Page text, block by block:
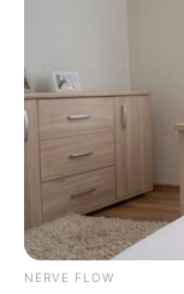
Posted
in
floridai
bySzerző •
NERVE FLOW